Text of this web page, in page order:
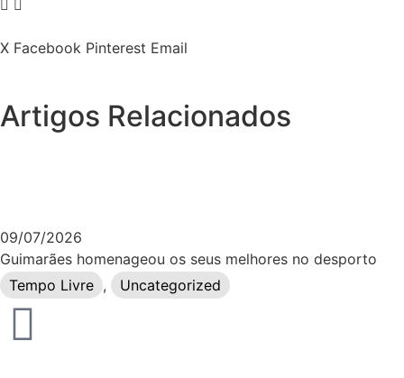
X Facebook Pinterest Email
Artigos Relacionados
09/07/2026
Guimarães homenageou os seus melhores no desporto
Tempo Livre , Uncategorized